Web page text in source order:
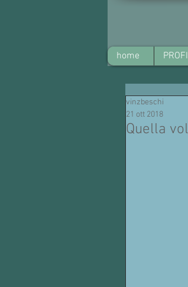
home
Quella
vinzbeschi
21 ott 2018